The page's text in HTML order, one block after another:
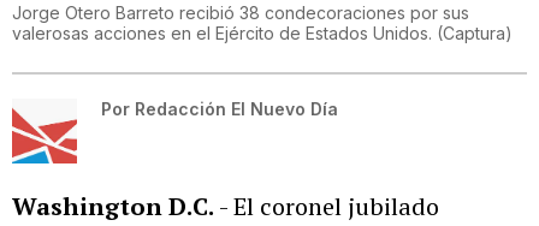
Jorge Otero Barreto recibió 38 condecoraciones por sus
valerosas acciones en el Ejército de Estados Unidos. (Captura)
Por Redacción El Nuevo Día
Washington D.C. - El coronel jubilado